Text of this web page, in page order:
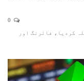
کردیا، فائرنگ اور